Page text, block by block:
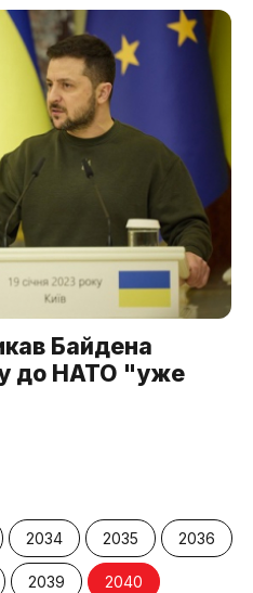
Байдена
до НАТО "уже
2034 2035 2036
2039 2040